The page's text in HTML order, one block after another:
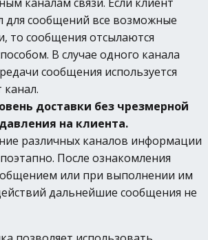
для сообщений все возможные
то сообщения отсылаются
В случае одного канала
сообщения используется
доставки без чрезмерной
на клиента.
различных каналов информации
После ознакомления
или при выполнении им
дальнейшие сообщения не